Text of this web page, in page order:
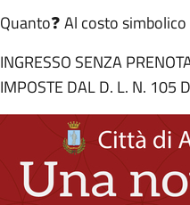
Quanto❓ Al costo
INGRESSO SENZA
IMPOSTE DAL D. L. N. 105